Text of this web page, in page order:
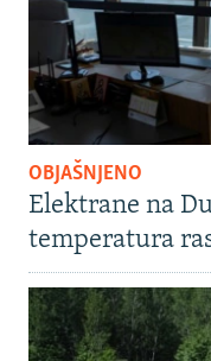
OBJAŠNJENO
Elektrane na
temperatura